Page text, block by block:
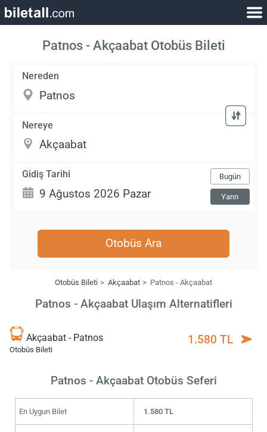
Patnos - Akçaabat Otobüs Bileti
Nereden
Nereye
Gidiş Tarihi Bugün
Yarın
Otobüs Ara
Otobüs Bileti Akçaabat Patnos - Akçaabat
Patnos - Akçaabat Ulaşım Alternatifleri
Akçaabat - Patnos
Otobüs Bileti
1.580 TL
Patnos - Akçaabat Otobüs Seferi
En Uygun Bilet 1.580 TL